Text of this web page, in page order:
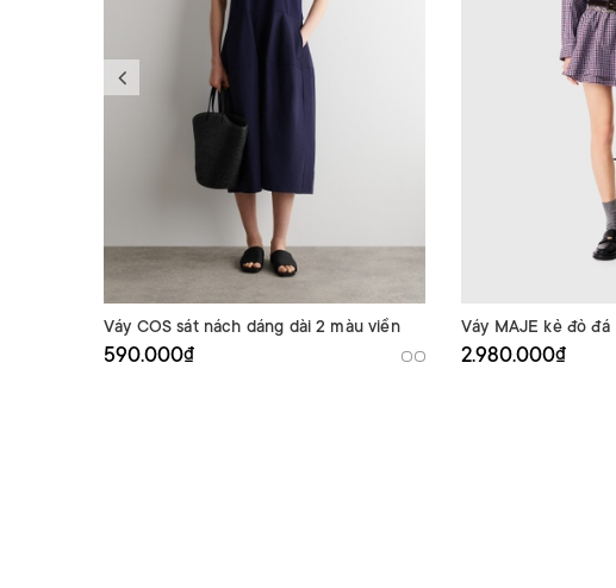
Váy COS sát nách dáng dài 2 màu viền
590.000₫
Váy MAJE kẻ đỏ đá
2.980.000₫